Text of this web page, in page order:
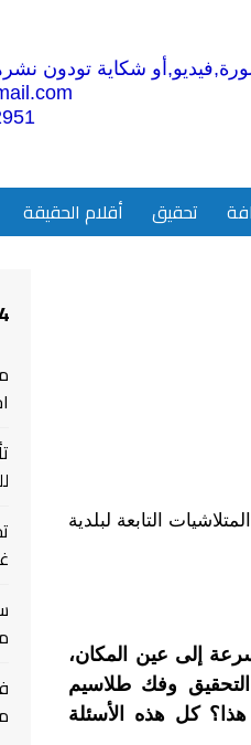
شكاية تودون
تحقيق أقلام الحقيقة
التابعة لبلدية
إلى عين المكان،
وفك طلاسيم
كل هذه الأسئلة